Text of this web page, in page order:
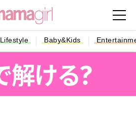
Lifestyle Baby&Kids